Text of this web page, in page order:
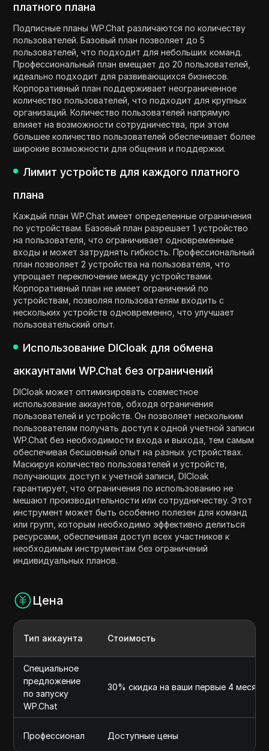
платного плана
Подписные планы WP.Chat различаются по количеству
пользователей. Базовый план позволяет до 5
пользователей, что подходит для небольших команд.
Профессиональный план вмещает до 20 пользователей,
идеально подходит для развивающихся бизнесов.
Корпоративный план поддерживает неограниченное
количество пользователей, что подходит для крупных
организаций. Количество пользователей напрямую
влияет на возможности сотрудничества, при этом
большее количество пользователей обеспечивает более
широкие возможности для общения и поддержки.
Лимит устройств для каждого платного
плана
Каждый план WP.Chat имеет определенные ограничения
по устройствам. Базовый план разрешает 1 устройство
на пользователя, что ограничивает одновременные
входы и может затруднять гибкость. Профессиональный
план позволяет 2 устройства на пользователя, что
упрощает переключение между устройствами.
Корпоративный план не имеет ограничений по
устройствам, позволяя пользователям входить с
нескольких устройств одновременно, что улучшает
пользовательский опыт.
Использование DICloak для обмена
аккаунтами WP.Chat без ограничений
DICloak может оптимизировать совместное
использование аккаунтов, обходя ограничения
пользователей и устройств. Он позволяет нескольким
пользователям получать доступ к одной учетной записи
WP.Chat без необходимости входа и выхода, тем самым
обеспечивая бесшовный опыт на разных устройствах.
Маскируя количество пользователей и устройств,
получающих доступ к учетной записи, DICloak
гарантирует, что ограничения по использованию не
мешают производительности или сотрудничеству. Этот
инструмент может быть особенно полезен для команд
или групп, которым необходимо эффективно делиться
ресурсами, обеспечивая доступ всех участников к
необходимым инструментам без ограничений
индивидуальных планов.
Цена
Тип аккаунта Стоимость
Специальное
предложение
по запуску
WP.Chat
30% скидка на ваши первые 4 месяца
Профессионал Доступные цены